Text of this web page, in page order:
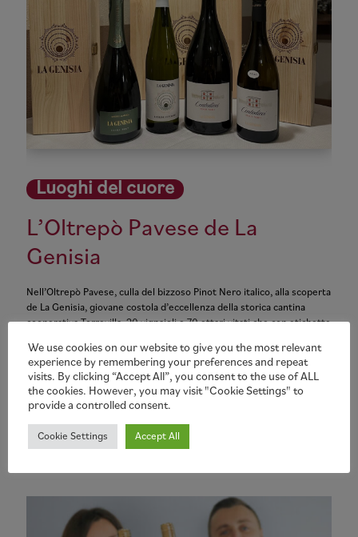
Luoghi del cuore
L’Oltrepò Pavese de La
Genisia
Nell’Oltrepò Pavese, culla del bizzoso Pinot Nero italico, alla scoperta
de La Genisia, giovane costola d’eccellenza della storica cantina
cooperativa Torrevilla. 20 vignaioli e 70 ettari vitati che con etichette
progetto ma anche a far da apripista alle bellezze paesaggistiche e
gastronomiche dell’area.
We use cookies on our website to give you the most relevant
experience by remembering your preferences and repeat
visits. By clicking “Accept All”, you consent to the use of ALL
the cookies. However, you may visit "Cookie Settings" to
provide a controlled consent.
Cookie Settings Accept All